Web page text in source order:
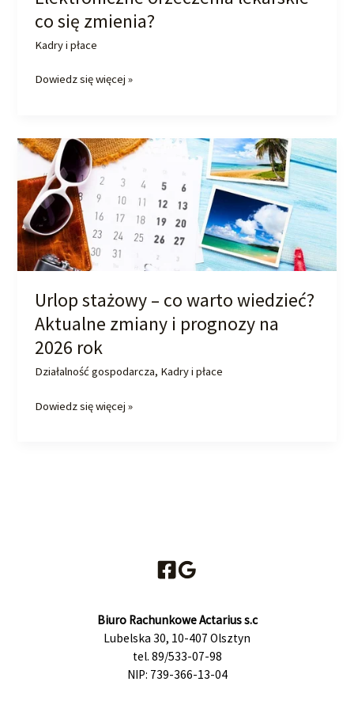
co się zmienia?
Kadry i płace
Dowiedz się więcej »
Urlop stażowy – co warto wiedzieć?
Aktualne zmiany i prognozy na
2026 rok
Działalność gospodarcza, Kadry i płace
Urlop
stażowy
–
co
warto
wiedzieć?
Aktualne
zmiany
i
prognozy
na
2026
rok
Dowiedz się więcej »
Biuro Rachunkowe Actarius s.c
Lubelska 30, 10-407 Olsztyn
tel. 89/533-07-98
NIP: 739-366-13-04